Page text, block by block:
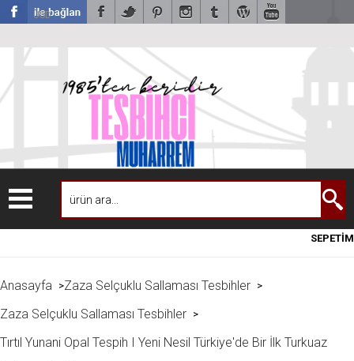
USD
SEPETİM
Anasayfa >Zaza Selçuklu Sallaması Tesbihler >
Zaza Selçuklu Sallaması Tesbihler >
Tırtıl Yunani Opal Tespih I Yeni Nesil Türkiye'de Bir İlk Turkuaz